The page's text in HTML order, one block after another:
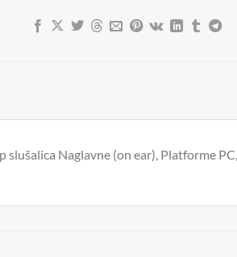
Naglavne (on ear), Platforme